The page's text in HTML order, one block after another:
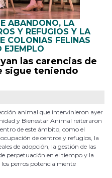
ABANDONO, LA
Y REFUGIOS Y LA
COLONIAS FELINAS
EJEMPLO
las carencias de
sigue teniendo
animal que intervinieron ayer
y Bienestar Animal reiteraron
de este ámbito, como el
de centros y refugios, la
de adopción, la gestión de las
perpetuación en el tiempo y la
perros potencialmente